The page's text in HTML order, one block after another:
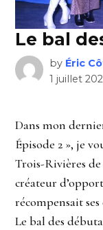
Le bal
by Éric
1 juillet
Dans mon
Épisode 2 », je
Trois-Rivières
créateur
récompensait
Le bal des